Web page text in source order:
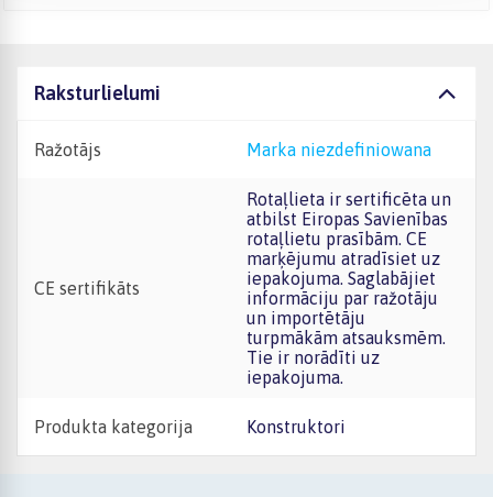
Raksturlielumi
Ražotājs marka niezdefiniowana
CE sertifikāts
Rotaļlieta ir sertificēta un
atbilst Eiropas Savienības
rotaļlietu prasībām. CE
marķējumu atradīsiet uz
iepakojuma. Saglabājiet
informāciju par ražotāju
un importētāju
turpmākām atsauksmēm.
Tie ir norādīti uz
iepakojuma.
Produkta kategorija Konstruktori